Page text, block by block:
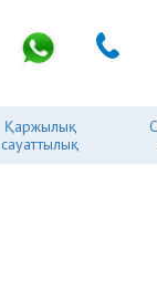
Қаржылық
сауаттылық